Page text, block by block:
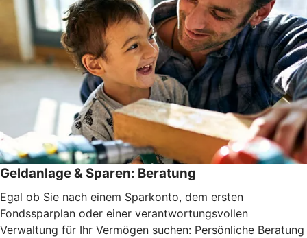
Geldanlage & Sparen: Beratung
Egal ob Sie nach einem Sparkonto, dem ersten
Fondssparplan oder einer verantwortungsvollen
Verwaltung für Ihr Vermögen suchen: Persönliche Beratung